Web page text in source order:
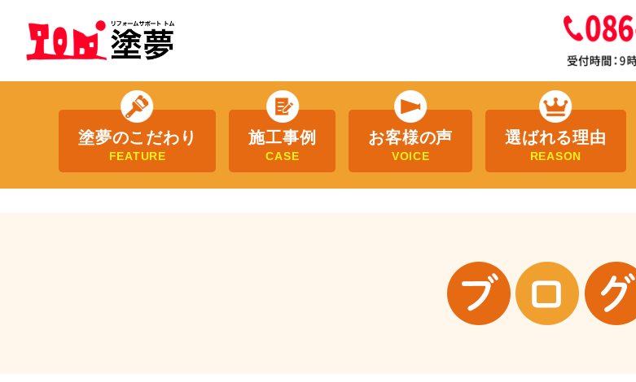
塗夢のこだわり
FEATURE
施工事例
CASE
お客様の声
VOICE
選ばれる理由
REASON